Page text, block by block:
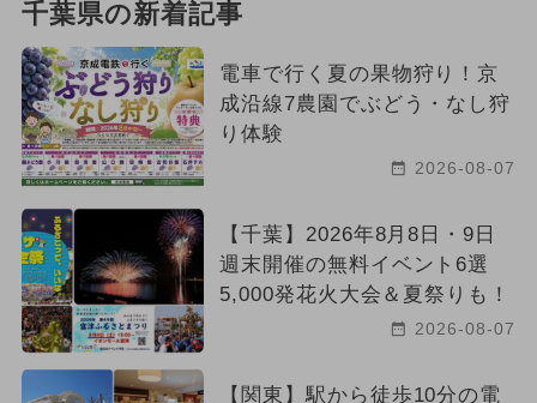
千葉県の新着記事
電車で行く夏の果物狩り！京
成沿線7農園でぶどう・なし狩
り体験
2026-08-07
【千葉】2026年8月8日・9日
週末開催の無料イベント6選
5,000発花火大会＆夏祭りも！
2026-08-07
【関東】駅から徒歩10分の電